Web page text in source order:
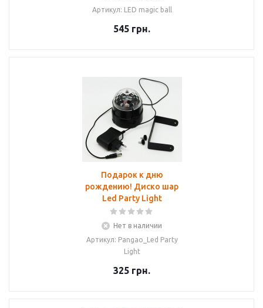
Артикул: LED magic ball
545 грн.
Подарок к дню
рождению! Диско шар
Led Party Light
Нет в наличии
Артикул: Pangao_Led Party
Light
325 грн.